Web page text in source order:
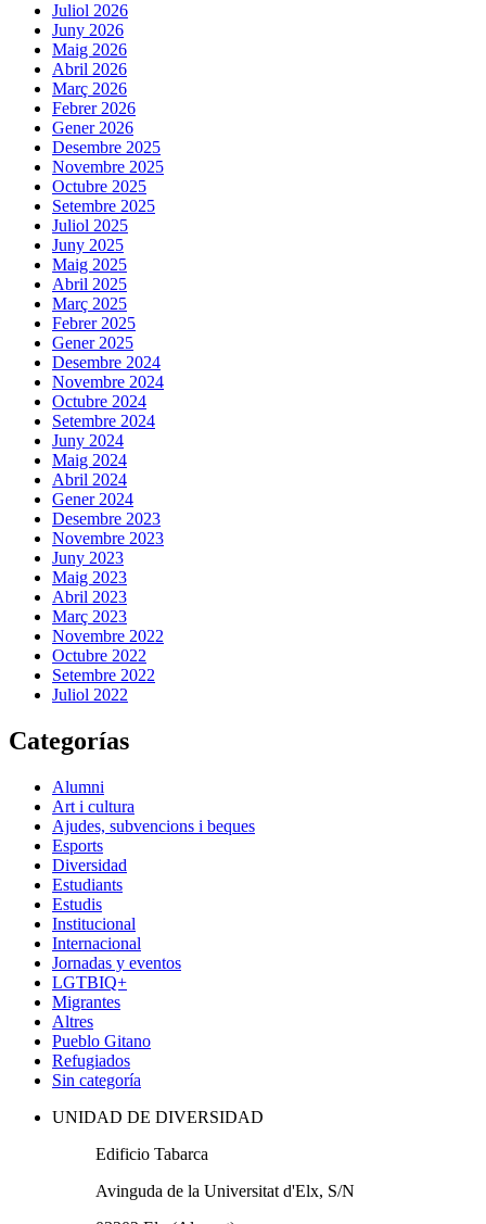
Juliol 2026
Juny 2026
Maig 2026
Abril 2026
Març 2026
Febrer 2026
Gener 2026
Desembre 2025
Novembre 2025
Octubre 2025
Setembre 2025
Juliol 2025
Juny 2025
Maig 2025
Abril 2025
Març 2025
Febrer 2025
Gener 2025
Desembre 2024
Novembre 2024
Octubre 2024
Setembre 2024
Juny 2024
Maig 2024
Abril 2024
Gener 2024
Desembre 2023
Novembre 2023
Juny 2023
Maig 2023
Abril 2023
Març 2023
Novembre 2022
Octubre 2022
Setembre 2022
Juliol 2022
Categorías
Alumni
Art i cultura
Ajudes, subvencions i beques
Esports
Diversidad
Estudiants
Estudis
Institucional
Internacional
Jornadas y eventos
LGTBIQ+
Migrantes
Altres
Pueblo Gitano
Refugiados
Sin categoría
UNIDAD DE DIVERSIDAD
Edificio Tabarca
Avinguda de la Universitat d'Elx, S/N